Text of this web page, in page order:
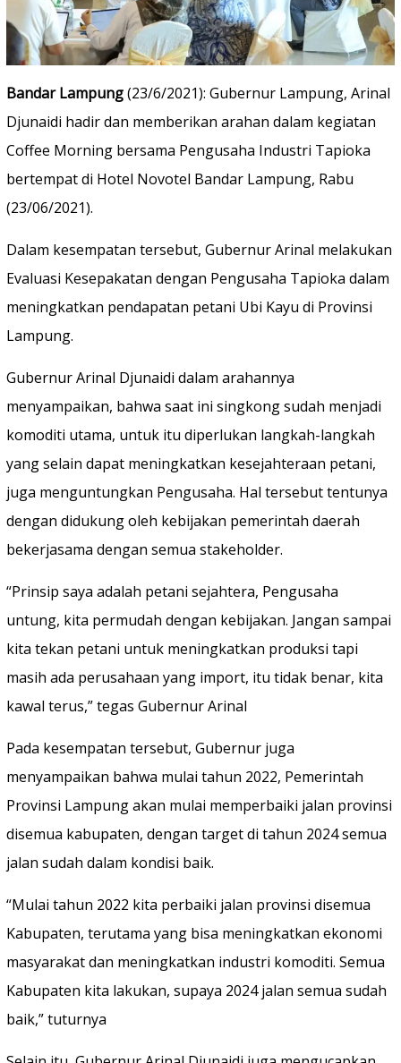
Bandar Lampung(23/6/2021): Gubernur Lampung, Arinal
Djunaidi hadir dan memberikan arahan dalam kegiatan
Coffee Morning bersama Pengusaha Industri Tapioka
bertempat di Hotel Novotel Bandar Lampung, Rabu
(23/06/2021).
Dalam kesempatan tersebut, Gubernur Arinal melakukan
Evaluasi Kesepakatan dengan Pengusaha Tapioka dalam
meningkatkan pendapatan petani Ubi Kayu di Provinsi
Lampung.
Gubernur Arinal Djunaidi dalam arahannya
menyampaikan, bahwa saat ini singkong sudah menjadi
komoditi utama, untuk itu diperlukan langkah-langkah
yang selain dapat meningkatkan kesejahteraan petani,
juga menguntungkan Pengusaha. Hal tersebut tentunya
dengan didukung oleh kebijakan pemerintah daerah
bekerjasama dengan semua stakeholder.
“Prinsip saya adalah petani sejahtera, Pengusaha
untung, kita permudah dengan kebijakan. Jangan sampai
kita tekan petani untuk meningkatkan produksi tapi
masih ada perusahaan yang import, itu tidak benar, kita
kawal terus,” tegas Gubernur Arinal
Pada kesempatan tersebut, Gubernur juga
menyampaikan bahwa mulai tahun 2022, Pemerintah
Provinsi Lampung akan mulai memperbaiki jalan provinsi
disemua kabupaten, dengan target di tahun 2024 semua
jalan sudah dalam kondisi baik.
“Mulai tahun 2022 kita perbaiki jalan provinsi disemua
Kabupaten, terutama yang bisa meningkatkan ekonomi
masyarakat dan meningkatkan industri komoditi. Semua
Kabupaten kita lakukan, supaya 2024 jalan semua sudah
baik,” tuturnya